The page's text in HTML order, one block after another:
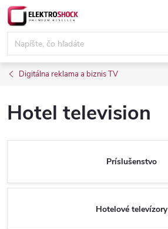
Prejsť
na
obsah
Digitálna reklama a biznis TV
Hotel television
Príslušenstvo
Hotelové televízory